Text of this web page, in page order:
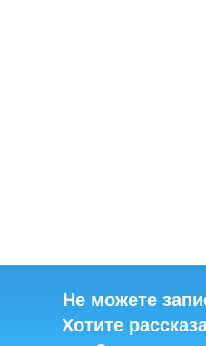
Не можете
Хотите